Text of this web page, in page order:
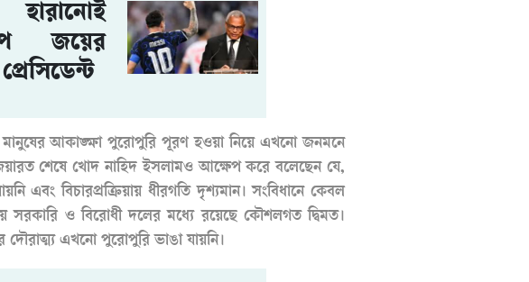
জয়ের
মানুষের আকাঙ্ক্ষা পুরোপুরি পূরণ হওয়া নিয়ে এখনো জনমনে
শেষে খোদ নাহিদ ইসলামও আক্ষেপ করে বলেছেন যে,
এবং বিচারপ্রক্রিয়ায় ধীরগতি দৃশ্যমান। সংবিধানে কেবল
সরকারি ও বিরোধী দলের মধ্যে রয়েছে কৌশলগত দ্বিমত।
দৌরাত্ম্য এখনো পুরোপুরি ভাঙা যায়নি।